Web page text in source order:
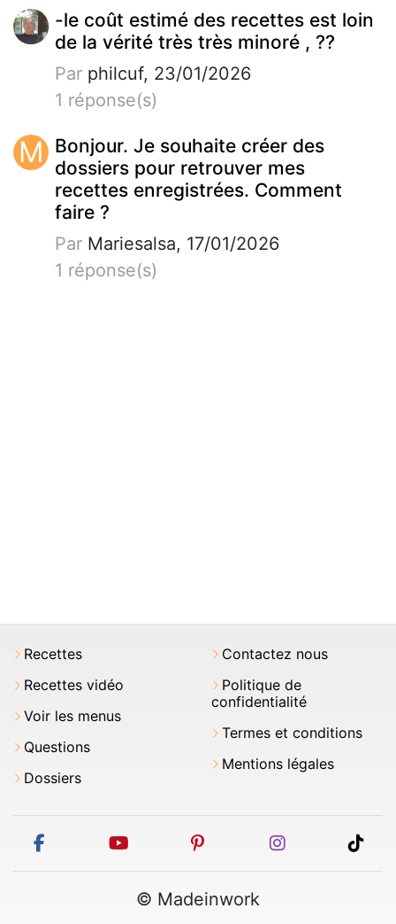
-le coût estimé des recettes est loin
de la vérité très très minoré , ??
Par philcuf, 23/01/2026
1 réponse(s)
M Bonjour. Je souhaite créer des
dossiers pour retrouver mes
recettes enregistrées. Comment
faire ?
Par Mariesalsa, 17/01/2026
1 réponse(s)
Recettes
Recettes vidéo
Voir les menus
Questions
Dossiers
Contactez nous
Politique de
confidentialité
Termes et conditions
Mentions légales
facebook youtube pinterest instagram
© Madeinwork